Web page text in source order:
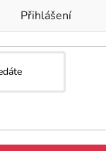
Přihlášení